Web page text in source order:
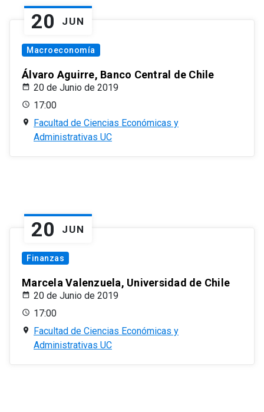
20 JUN
Macroeconomía
Álvaro Aguirre, Banco Central de Chile
20 de Junio de 2019
17:00
Facultad de Ciencias Económicas y
Administrativas UC
20 JUN
Finanzas
Marcela Valenzuela, Universidad de Chile
20 de Junio de 2019
17:00
Facultad de Ciencias Económicas y
Administrativas UC